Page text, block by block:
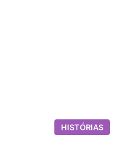
HISTÓRIAS